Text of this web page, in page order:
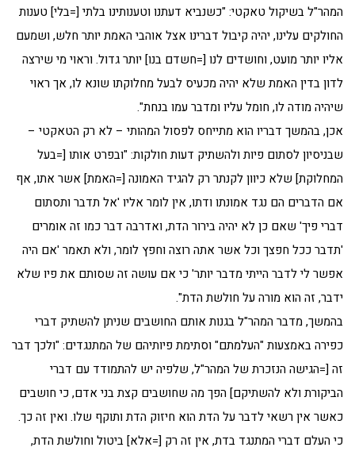
המהר"ל בשיקול טאקטי: "כשנביא דעתנו וטענותינו בלתי [=בלי] טענות
החולקים עלינו, יהיה קיבול דברינו אצל אוהבי האמת יותר חלש, ושמעם
אליו יותר מועט, וחושדים לנו [=חשדם בנו] יותר גדול. וראוי מי שירצה
לדון בדין האמת שלא יהיה מכעיס לבעל מחלוקתו שונא לו, אך ראוי
שיהיה מודה לו, חומל עליו ומדבר עמו בנחת".
אכן, בהמשך דבריו הוא מתייחס לפסול המהותי – לא רק הטאקטי –
שבניסיון לסתום פיות ולהשתיק דעות חולקות: "ובפרט אותו [=בעל
המחלוקת] שלא כיוון לקנתר רק להגיד האמונה [=האמת] אשר אתו, אף
אם הדברים הם נגד אמונתו ודתו, אין לומר אליו 'אל תדבר ותסתום
דברי פיך' שאם כן לא יהיה בירור הדת, ואדרבה דבר כמו זה אומרים
'תדבר ככל חפצך וכל אשר אתה רוצה וחפץ לומר, ולא תאמר 'אם היה
אפשר לי לדבר הייתי מדבר יותר' כי אם עושה זה שסותם את פיו שלא
ידבר, זה הוא מורה על חולשת הדת".
בהמשך, מדבר המהר"ל בגנות אותם החושבים שניתן להשתיק דברי
כפירה באמצעות "העלמתם" וסתימת פיותיהם של המתנגדים: "ולכך דבר
זה [=הגישה הנזכרת של המהר"ל, שלפיה יש להתמודד עם דברי
הביקורת ולא להשתיקם] הפך מה שחושבים קצת בני אדם, כי חושבים
כאשר אין רשאי לדבר על הדת הוא חיזוק הדת ותוקף שלו. ואין זה כך.
כי העלם דברי המתנגד בדת, אין זה רק [=אלא] ביטול וחולשת הדת,